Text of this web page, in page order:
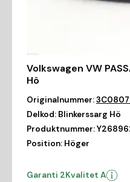
Volkswagen VW
Hö
Originalnummer:
Delkod: Blinkerssarg Hö
Produktnummer:
Position: Höger
Garanti 2Kvalitet A